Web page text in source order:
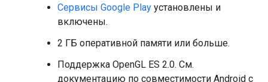
Сервисы Google Play установлены и
включены.
2 ГБ оперативной памяти или больше.
Поддержка OpenGL ES 2.0. См.
документацию по совместимости Android с